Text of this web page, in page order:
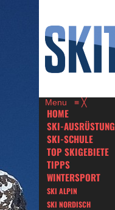
Menu ≡ ╳
HOME
SKI-AUSRÜSTUNG
SKI-SCHULE
TOP SKIGEBIETE
TIPPS
WINTERSPORT
SKI ALPIN
SKI NORDISCH